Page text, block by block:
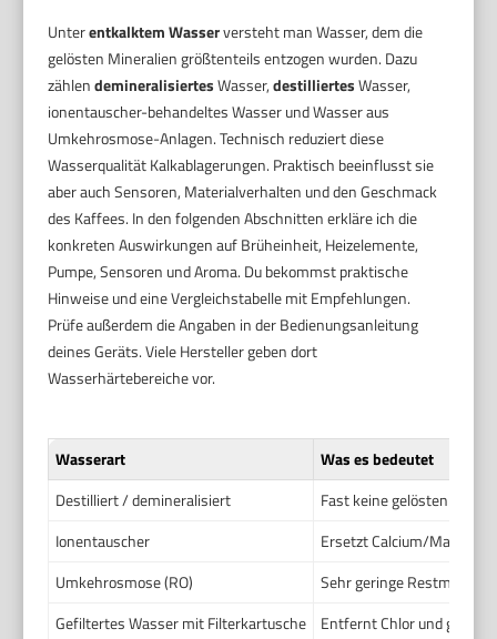
Unterentkalktem Wasserversteht man Wasser, dem die
gelösten Mineralien größtenteils entzogen wurden. Dazu
zählendemineralisiertesWasser,destilliertesWasser,
ionentauscher-behandeltes Wasser und Wasser aus
Umkehrosmose-Anlagen. Technisch reduziert diese
Wasserqualität Kalkablagerungen. Praktisch beeinflusst sie
aber auch Sensoren, Materialverhalten und den Geschmack
des Kaffees. In den folgenden Abschnitten erkläre ich die
konkreten Auswirkungen auf Brüheinheit, Heizelemente,
Pumpe, Sensoren und Aroma. Du bekommst praktische
Hinweise und eine Vergleichstabelle mit Empfehlungen.
Prüfe außerdem die Angaben in der Bedienungsanleitung
deines Geräts. Viele Hersteller geben dort
Wasserhärtebereiche vor.
Wasserart
Was es bedeutet
Destilliert / demineralisiert
Fast keine gelösten
Ionentauscher
Ersetzt Calcium/
Umkehrosmose (RO)
Sehr geringe
Gefiltertes Wasser mit Filterkartusche
Entfernt Chlor und grobe